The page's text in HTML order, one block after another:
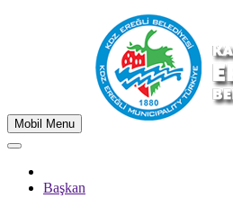
Mobil Menu
Başkan